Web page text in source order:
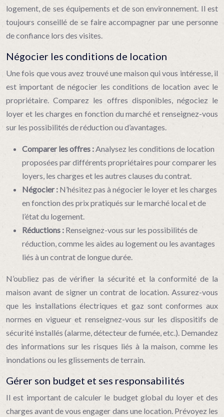
logement, de ses équipements et de son environnement. Il est
toujours conseillé de se faire accompagner par une personne
de confiance lors des visites.
Négocier les conditions de location
Une fois que vous avez trouvé une maison qui vous intéresse, il
est important de négocier les conditions de location avec le
propriétaire. Comparez les offres disponibles, négociez le
loyer et les charges en fonction du marché et renseignez-vous
sur les possibilités de réduction ou d’avantages.
Comparer les offres :Analysez les conditions de location
proposées par différents propriétaires pour comparer les
loyers, les charges et les autres clauses du contrat.
Négocier : N’hésitez pas à négocier le loyer et les charges
en fonction des prix pratiqués sur le marché local et de
l’état du logement.
Réductions : Renseignez-vous sur les possibilités de
réduction, comme les aides au logement ou les avantages
liés à un contrat de longue durée.
N’oubliez pas de vérifier la sécurité et la conformité de la
maison avant de signer un contrat de location. Assurez-vous
que les installations électriques et gaz sont conformes aux
normes en vigueur et renseignez-vous sur les dispositifs de
sécurité installés (alarme, détecteur de fumée, etc.). Demandez
des informations sur les risques liés à la maison, comme les
inondations ou les glissements de terrain.
Gérer son budget et ses responsabilités
Il est important de calculer le budget global du loyer et des
charges avant de vous engager dans une location. Prévoyez les